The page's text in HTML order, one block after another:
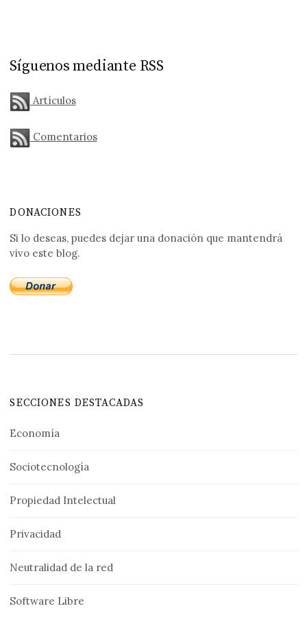
Síguenos mediante RSS
Artículos
Comentarios
DONACIONES
Si lo deseas, puedes dejar una donación que mantendrá
vivo este blog.
SECCIONES DESTACADAS
Economía
Sociotecnología
Propiedad Intelectual
Privacidad
Neutralidad de la red
Software Libre